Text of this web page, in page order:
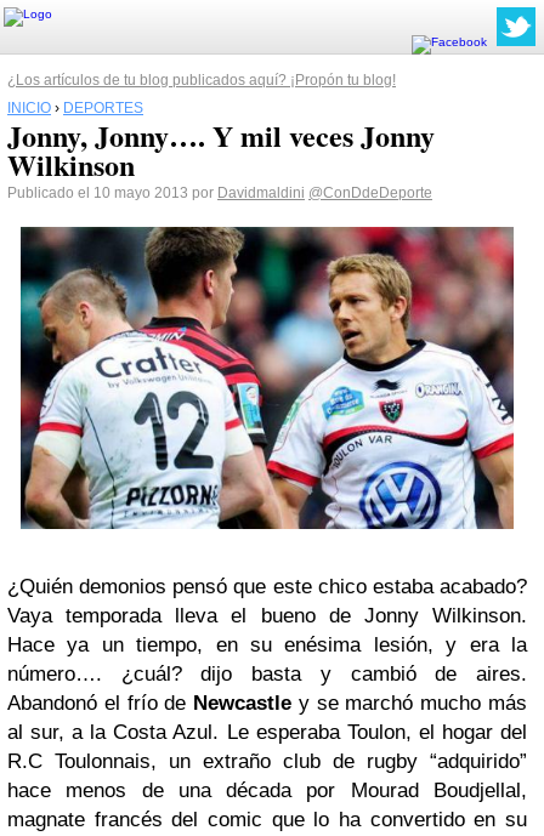
¿Los artículos de tu blog publicados aquí? ¡Propón tu blog!
INICIO › DEPORTES
Jonny, Jonny…. Y mil veces Jonny
Wilkinson
Publicado el 10 mayo 2013 por Davidmaldini @ConDdeDeporte
¿Quién demonios pensó que este chico estaba acabado?
Vaya temporada lleva el bueno de Jonny Wilkinson.
Hace ya un tiempo, en su enésima lesión, y era la
número…. ¿cuál? dijo basta y cambió de aires.
Abandonó el frío de Newcastle y se marchó mucho más
al sur, a la Costa Azul. Le esperaba Toulon, el hogar del
R.C Toulonnais, un extraño club de rugby “adquirido”
hace menos de una década por Mourad Boudjellal,
magnate francés del comic que lo ha convertido en su